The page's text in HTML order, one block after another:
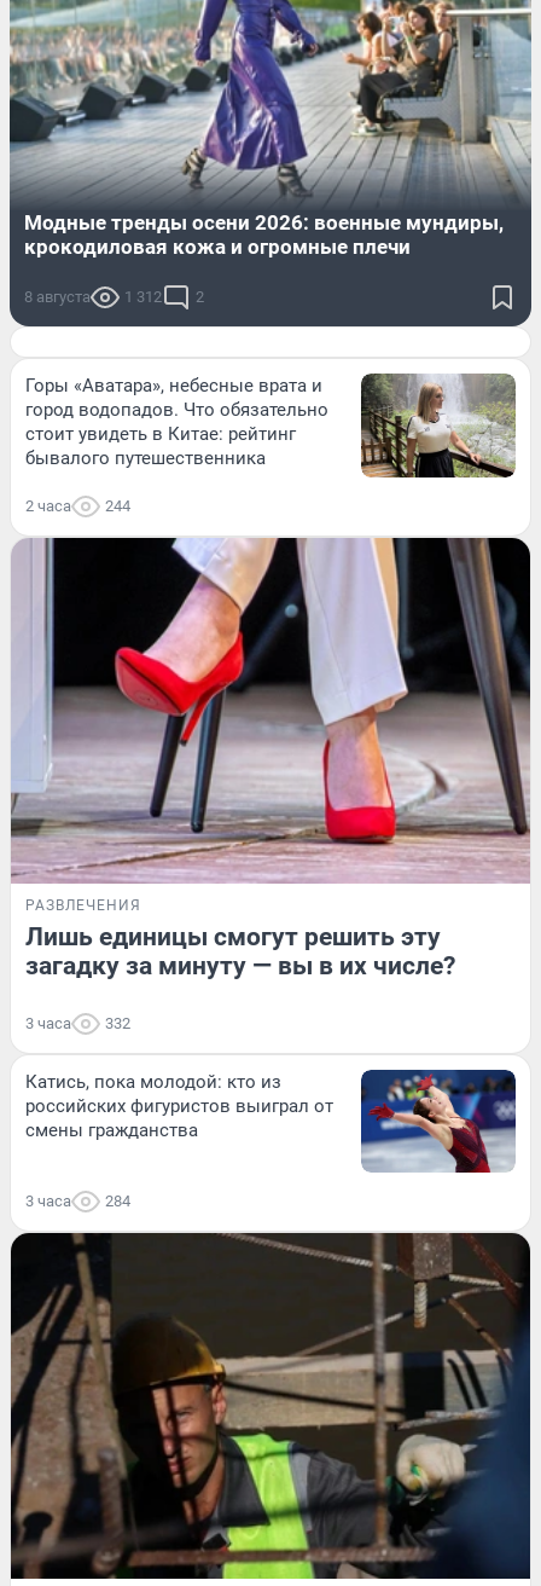
Модные тренды осени 2026: военные мундиры,
крокодиловая кожа и огромные плечи
8 августа 1 312 2
Горы «Аватара», небесные врата и
город водопадов. Что обязательно
стоит увидеть в Китае: рейтинг
бывалого путешественника
2 часа 244
РАЗВЛЕЧЕНИЯ
Лишь единицы смогут решить эту
загадку за минуту — вы в их числе?
3 часа 332
Катись, пока молодой: кто из
российских фигуристов выиграл от
смены гражданства
3 часа 284